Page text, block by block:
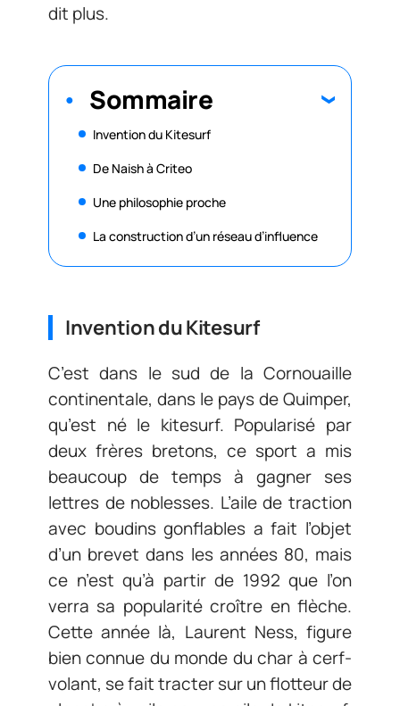
dit plus.
Sommaire
Invention du Kitesurf
De Naish à Criteo
Une philosophie proche
La construction d’un réseau d’influence
Invention du Kitesurf
C’est dans le sud de la Cornouaille
continentale, dans le pays de Quimper,
qu’est né le kitesurf. Popularisé par
deux frères bretons, ce sport a mis
beaucoup de temps à gagner ses
lettres de noblesses. L’aile de traction
avec boudins gonflables a fait l’objet
d’un brevet dans les années 80, mais
ce n’est qu’à partir de 1992 que l’on
verra sa popularité croître en flèche.
Cette année là, Laurent Ness, figure
bien connue du monde du char à cerf-
volant, se fait tracter sur un flotteur de